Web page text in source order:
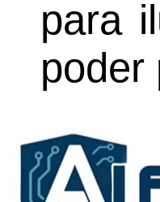
para
poder